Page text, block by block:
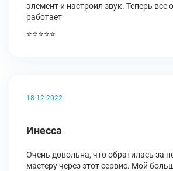
элемент и настроил звук. Теперь все
работает
⭐⭐⭐⭐⭐
18.12.2022
Инесса
Очень довольна, что обратилась за
мастеру через этот сервис. Мой